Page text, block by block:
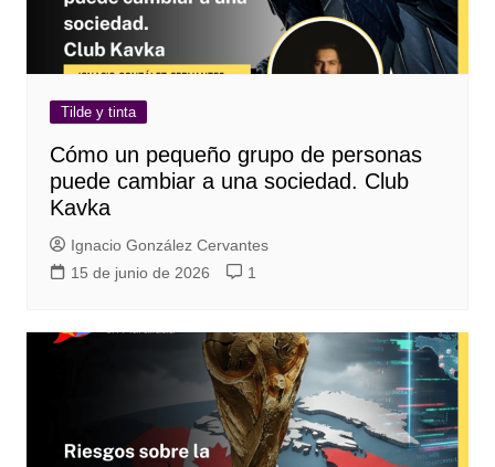
Tilde y tinta
Cómo un pequeño grupo de personas
puede cambiar a una sociedad. Club
Kavka
Ignacio González Cervantes
15 de junio de 2026
1